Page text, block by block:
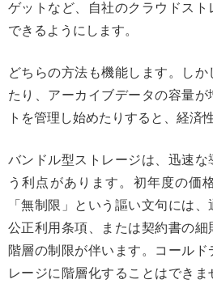
ゲットなど、自社のクラウドス
できるようにします。
どちらの方法も機能します。し
たり、アーカイブデータの容量
トを管理し始めたりすると、経済
バンドル型ストレージは、迅速
う利点があります。初年度の価
「無制限」という謳い文句には、
公正利用条項、または契約書の
階層の制限が伴います。コールド
レージに階層化することはでき